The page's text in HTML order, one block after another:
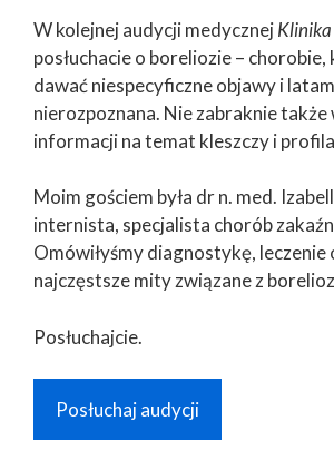
W kolejnej audycji medycznej
posłuchacie o boreliozie –
dawać niespecyficzne objawy i
nierozpoznana. Nie zabraknie także
informacji na temat kleszczy i
Moim gościem była dr n. med.
internista, specjalista chorób
Omówiłyśmy diagnostykę, leczenie
najczęstsze mity związane z
Posłuchajcie.
Posłuchaj audycji